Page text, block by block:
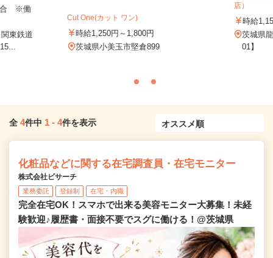
合 ※働
東鉄道
Cut One(カット ワン)
時給1,250円～1,800円
茨城県小美玉市堅倉899
店）
時給
茨城県
01】
全 4件中 1 - 4件を表示
化粧品などに関する在宅調査員・在宅モニター
株式会社ビサーチ
業務委託 登録制 在宅・内職
完全在宅OK！スマホで出来る美容モニター大募集！未経
験歓迎♪履歴書・面接不要でスグに働ける！@茨城県